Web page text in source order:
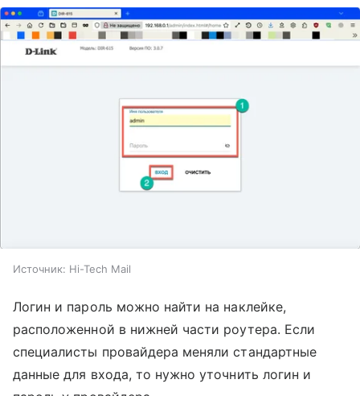
Источник: Hi-Tech Mail
Логин и пароль можно найти на наклейке,
расположенной в нижней части роутера. Если
специалисты провайдера меняли стандартные
данные для входа, то нужно уточнить логин и